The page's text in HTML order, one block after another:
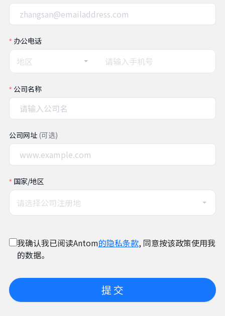
办公电话
地区
公司名称
公司网址 (可选)
国家/地区
请选择公司注册地
我确认我已阅读Antom的隐私条款, 同意按该政策使用我
的数据。
提 交